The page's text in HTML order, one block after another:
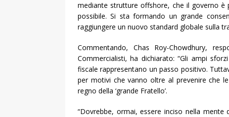
mediante strutture offshore, che il governo
possibile. Si sta formando un grande
raggiungere un nuovo standard globale sulla
Commentando, Chas Roy-Chowdhury,
Commercialisti, ha dichiarato: “Gli ampi
fiscale rappresentano un passo positivo.
per motivi che vanno oltre al prevenire che
regno della ‘grande Fratello’.
“Dovrebbe, ormai, essere inciso nella